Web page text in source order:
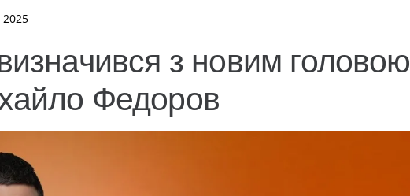
2025
з новим головою
Федоров